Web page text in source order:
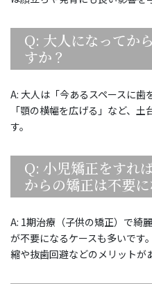
Q: 大人になってか
すか？
A: 大人は「今あるスペースに
「顎の横幅を広げる」など、
す。
Q: 小児矯正をすれ
からの矯正は不要
A: 1期治療（子供の矯正）で綺
が不要になるケースも多いです
縮や抜歯回避などのメリットが